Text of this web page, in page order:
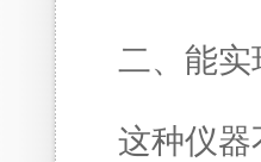
二、能实
这种仪器